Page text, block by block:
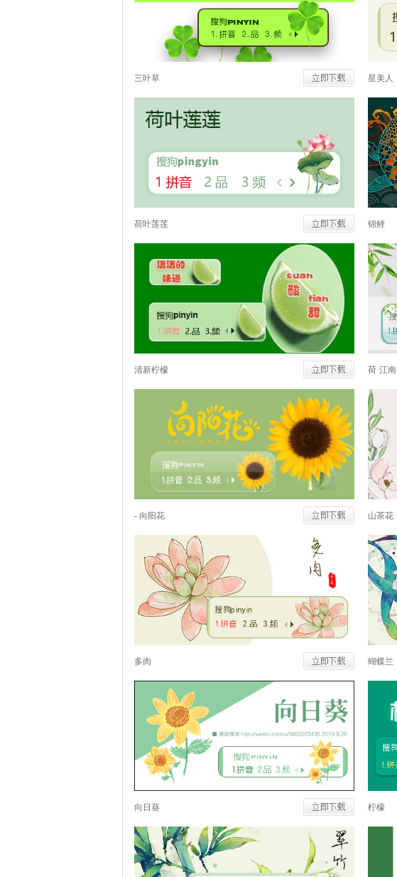
三叶草 星美人
荷叶莲莲 锦鲤
清新柠檬 荷·江南
- 向阳花 山茶花
多肉 蝴蝶兰
向日葵 柠檬